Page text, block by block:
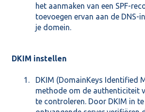
het aanmaken van een SPF-
toevoegen ervan aan de DNS-
je domein.
DKIM instellen
DKIM (DomainKeys Identified
methode om de authenticiteit
te controleren. Door DKIM in